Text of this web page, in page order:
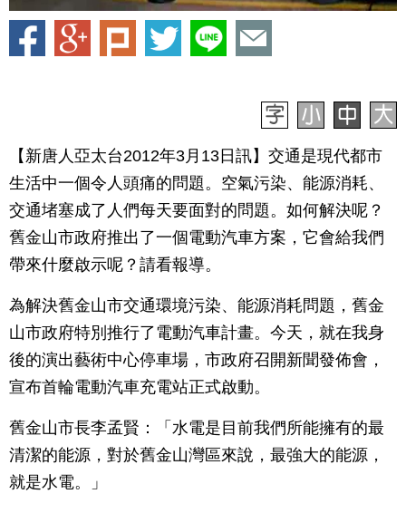
【新唐人亞太台2012年3月13日訊】交通是現代都市
生活中一個令人頭痛的問題。空氣污染、能源消耗、
交通堵塞成了人們每天要面對的問題。如何解決呢？
舊金山市政府推出了一個電動汽車方案，它會給我們
帶來什麼啟示呢？請看報導。
為解決舊金山市交通環境污染、能源消耗問題，舊金
山市政府特別推行了電動汽車計畫。今天，就在我身
後的演出藝術中心停車場，市政府召開新聞發佈會，
宣布首輪電動汽車充電站正式啟動。
舊金山市長李孟賢：「水電是目前我們所能擁有的最
清潔的能源，對於舊金山灣區來說，最強大的能源，
就是水電。」